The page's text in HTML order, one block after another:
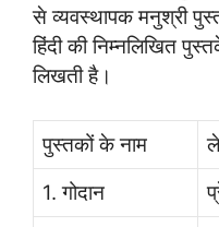
से व्यवस्थापक मनुश्री
हिंदी की निम्नलिखित
लिखती है।
पुस्तकों के नाम
1. गोदान